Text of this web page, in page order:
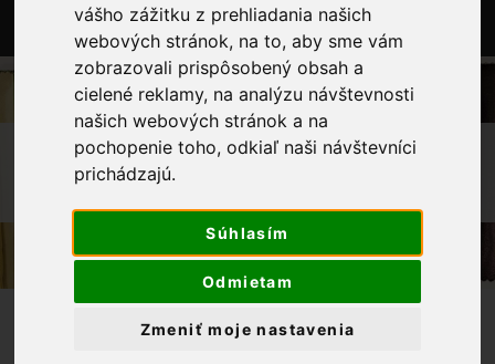
vášho zážitku z prehliadania našich
webových stránok, na to, aby sme vám
zobrazovali prispôsobený obsah a
cielené reklamy, na analýzu návštevnosti
našich webových stránok a na
pochopenie toho, odkiaľ naši návštevníci
prichádzajú.
Súhlasím
Odmietam
Zmeniť moje nastavenia
0
OBCHOD
GALANTÉRIA
KARABÍNKA - OZDOBNÉ ZAPÍNANIE